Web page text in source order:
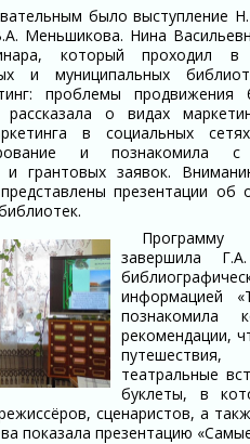
было выступление
Меньшикова. Нина
который проходил
и муниципальных
проблемы продвижения
о видах
в социальных
и познакомила с
и грантовых заявок.
презентации об
завершила
информацией
рекомендации,
театральные
буклеты, в
сценаристов, а
показала презентацию